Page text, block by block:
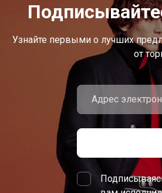
Узнайте первыми о лучших
от